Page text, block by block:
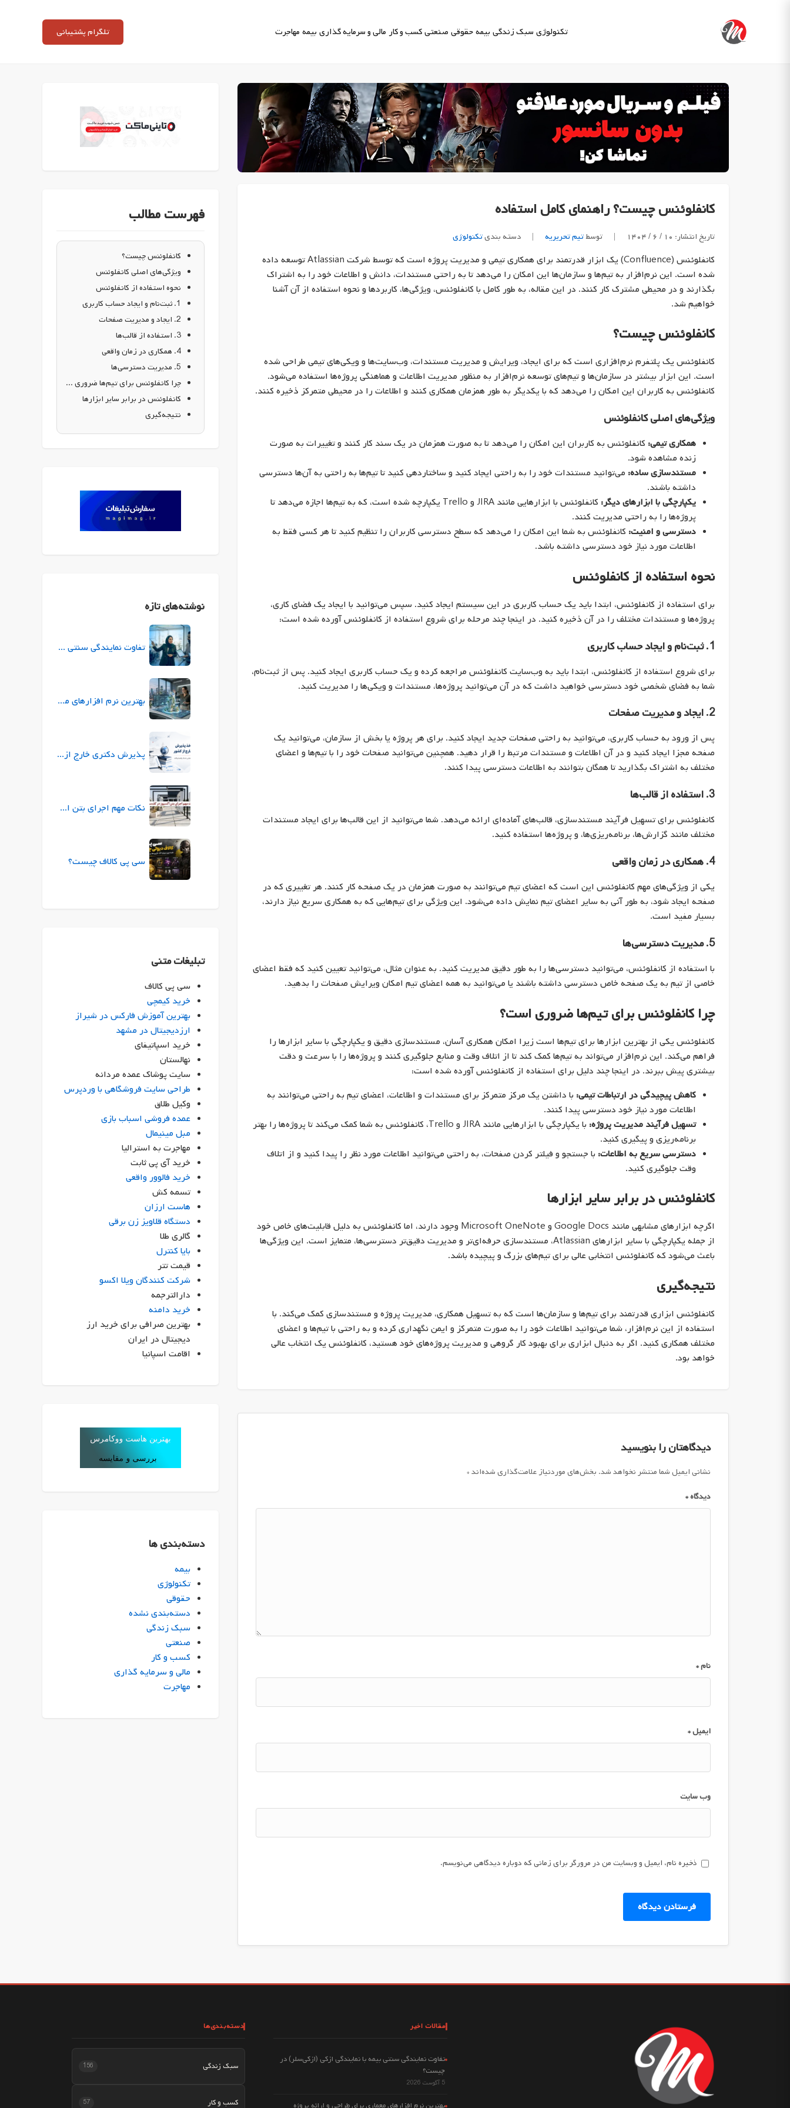
تکنولوژی سبک زندگی بیمهحقوقی صنعتیکسب و کار مالی و سرمایه گذاری بیمه مهاجرت تلگرام پشتیبانی
کانفلوئنس چیست؟ راهنمای کامل استفاده
تاریخ انتشار: ۱۰ / ۶ / ۱۴۰۴ | توسطتیم تحریریه | دسته بندیتکنولوژی
کانفلوئنس (Confluence) یک ابزار قدرتمند برای همکاری تیمی و مدیریت پروژه است که توسط شرکت Atlassian توسعه داده
شده است. این نرم‌افزار به تیم‌ها و سازمان‌ها این امکان را می‌دهد تا به راحتی مستندات، دانش و اطلاعات خود را به اشتراک
بگذارند و در محیطی مشترک کار کنند. در این مقاله، به طور کامل با کانفلوئنس، ویژگی‌ها، کاربردها و نحوه استفاده از آن آشنا
خواهیم شد.
کانفلوئنس چیست؟
کانفلوئنس یک پلتفرم نرم‌افزاری است که برای ایجاد، ویرایش و مدیریت مستندات، وب‌سایت‌ها و ویکی‌های تیمی طراحی شده
است. این ابزار بیشتر در سازمان‌ها و تیم‌های توسعه نرم‌افزار به منظور مدیریت اطلاعات و هماهنگی پروژه‌ها استفاده می‌شود.
کانفلوئنس به کاربران این امکان را می‌دهد که با یکدیگر به طور همزمان همکاری کنند و اطلاعات را در محیطی متمرکز ذخیره کنند.
ویژگی‌های اصلی کانفلوئنس
همکاری تیمی: کانفلوئنس به کاربران این امکان را می‌دهد تا به صورت همزمان در یک سند کار کنند و تغییرات به صورت
زنده مشاهده شود.
مستندسازی ساده: می‌توانید مستندات خود را به راحتی ایجاد کنید و ساختاردهی کنید تا تیم‌ها به راحتی به آن‌ها دسترسی
داشته باشند.
یکپارچگی با ابزارهای دیگر:
کانفلوئنس با ابزارهایی مانند JIRA و Trello یکپارچه شده است، که به تیم‌ها اجازه می‌دهد تا
پروژه‌ها را به راحتی مدیریت کنند.
دسترسی و امنیت: کانفلوئنس به شما این امکان را می‌دهد که سطح دسترسی کاربران را تنظیم کنید تا هر کسی فقط به
اطلاعات مورد نیاز خود دسترسی داشته باشد.
نحوه استفاده از کانفلوئنس
برای استفاده از کانفلوئنس، ابتدا باید یک حساب کاربری در این سیستم ایجاد کنید. سپس می‌توانید با ایجاد یک فضای کاری،
پروژه‌ها و مستندات مختلف را در آن ذخیره کنید. در اینجا چند مرحله برای شروع استفاده از کانفلوئنس آورده شده است:
1. ثبت‌نام و ایجاد حساب کاربری
برای شروع استفاده از کانفلوئنس، ابتدا باید به وب‌سایت کانفلوئنس مراجعه کرده و یک حساب کاربری ایجاد کنید. پس از ثبت‌نام،
شما به فضای شخصی خود دسترسی خواهید داشت که در آن می‌توانید پروژه‌ها، مستندات و ویکی‌ها را مدیریت کنید.
2. ایجاد و مدیریت صفحات
پس از ورود به حساب کاربری، می‌توانید به راحتی صفحات جدید ایجاد کنید. برای هر پروژه یا بخش از سازمان، می‌توانید یک
صفحه مجزا ایجاد کنید و در آن اطلاعات و مستندات مرتبط را قرار دهید. همچنین می‌توانید صفحات خود را با تیم‌ها و اعضای
مختلف به اشتراک بگذارید تا همگان بتوانند به اطلاعات دسترسی پیدا کنند.
3. استفاده از قالب‌ها
کانفلوئنس برای تسهیل فرآیند مستندسازی، قالب‌های آماده‌ای ارائه می‌دهد. شما می‌توانید از این قالب‌ها برای ایجاد مستندات
مختلف مانند گزارش‌ها، برنامه‌ریزی‌ها، و پروژه‌ها استفاده کنید.
4. همکاری در زمان واقعی
یکی از ویژگی‌های مهم کانفلوئنس این است که اعضای تیم می‌توانند به صورت همزمان در یک صفحه کار کنند. هر تغییری که در
صفحه ایجاد شود، به طور آنی به سایر اعضای تیم نمایش داده می‌شود. این ویژگی برای تیم‌هایی که به همکاری سریع نیاز دارند،
بسیار مفید است.
5. مدیریت دسترسی‌ها
با استفاده از کانفلوئنس، می‌توانید دسترسی‌ها را به طور دقیق مدیریت کنید. به عنوان مثال، می‌توانید تعیین کنید که فقط اعضای
خاصی از تیم به یک صفحه خاص دسترسی داشته باشند یا می‌توانید به همه اعضای تیم امکان ویرایش صفحات را بدهید.
چرا کانفلوئنس برای تیم‌ها ضروری است؟
کانفلوئنس یکی از بهترین ابزارها برای تیم‌ها است زیرا امکان همکاری آسان، مستندسازی دقیق و یکپارچگی با سایر ابزارها را
فراهم می‌کند. این نرم‌افزار می‌تواند به تیم‌ها کمک کند تا از اتلاف وقت و منابع جلوگیری کنند و پروژه‌ها را با سرعت و دقت
بیشتری پیش ببرند. در اینجا چند دلیل برای استفاده از کانفلوئنس آورده شده است:
کاهش پیچیدگی در ارتباطات تیمی: با داشتن یک مرکز متمرکز برای مستندات و اطلاعات، اعضای تیم به راحتی می‌توانند به
اطلاعات مورد نیاز خود دسترسی پیدا کنند.
تسهیل فرآیند مدیریت پروژه:
با یکپارچگی با ابزارهایی مانند JIRA و Trello، کانفلوئنس به شما کمک می‌کند تا پروژه‌ها را بهتر
برنامه‌ریزی و پیگیری کنید.
دسترسی سریع به اطلاعات: با جستجو و فیلتر کردن صفحات، به راحتی می‌توانید اطلاعات مورد نظر را پیدا کنید و از اتلاف
وقت جلوگیری کنید.
کانفلوئنس در برابر سایر ابزارها
اگرچه ابزارهای مشابهی مانند Google Docs و Microsoft OneNote وجود دارند، اما کانفلوئنس به دلیل قابلیت‌های خاص خود
از جمله یکپارچگی با سایر ابزارهای Atlassian، مستندسازی حرفه‌ای‌تر و مدیریت دقیق‌تر دسترسی‌ها، متمایز است. این ویژگی‌ها
باعث می‌شود که کانفلوئنس انتخابی عالی برای تیم‌های بزرگ و پیچیده باشد.
نتیجه‌گیری
کانفلوئنس ابزاری قدرتمند برای تیم‌ها و سازمان‌ها است که به تسهیل همکاری، مدیریت پروژه و مستندسازی کمک می‌کند. با
استفاده از این نرم‌افزار، شما می‌توانید اطلاعات خود را به صورت متمرکز و ایمن نگهداری کرده و به راحتی با تیم‌ها و اعضای
مختلف همکاری کنید. اگر به دنبال ابزاری برای بهبود کار گروهی و مدیریت پروژه‌های خود هستید، کانفلوئنس یک انتخاب عالی
خواهد بود.
دیدگاهتان را بنویسید
نشانی ایمیل شما منتشر نخواهد شد. بخش‌های موردنیاز علامت‌گذاری شده‌اند*
دیدگاه*
نام*
ایمیل*
وب‌ سایت
ذخیره نام، ایمیل و وبسایت من در مرورگر برای زمانی که دوباره دیدگاهی می‌نویسم.
فهرست مطالب
کانفلوئنس چیست؟
ویژگی‌های اصلی کانفلوئنس
نحوه استفاده از کانفلوئنس
1. ثبت‌نام و ایجاد حساب کاربری
2. ایجاد و مدیریت صفحات
3. استفاده از قالب‌ها
4. همکاری در زمان واقعی
5. مدیریت دسترسی‌ها
چرا کانفلوئنس برای تیم‌ها ضروری است؟
کانفلوئنس در برابر سایر ابزارها
نتیجه‌گیری
نوشته‌های تازه
تفاوت نمایندگی سنتی بیمه با نمایندگی ازکی (ازکی‌سلر) در چیست؟
بهترین نرم افزارهای معماری برای طراحی و ارائه پروژه
پذیرش دکتری خارج از کشور |راهنمای جامع شرایط، زبان، بورسیه
نکات مهم اجرای بتن اکسپوز در کف‌سازی
سی پی کالاف چیست؟
تبلیغات متنی
سی پی کالاف
خرید کیمچی
بهترین آموزش فارکس در شیراز
ارزدیجیتال در مشهد
خرید اسپاتیفای
نهالستان
سایت پوشاک عمده مردانه
طراحی سایت فروشگاهی با وردپرس
وکیل طلاق
عمده فروشی اسباب بازی
مبل مینیمال
مهاجرت به استرالیا
خرید آی پی ثابت
خرید فالوور واقعی
تسمه کش
هاست ارزان
دستگاه قلاویز زن برقی
گالری طلا
بایا کنترل
قیمت تتر
شرکت کنندگان ویلا اکسو
دارالترجمه
خرید دامنه
بهترین صرافی برای خرید ارز
دیجیتال در ایران
اقامت اسپانیا
دسته‌بندی ها
بیمه
تکنولوژی
حقوقی
دسته‌بندی نشده
سبک زندگی
صنعتی
کسب و کار
مالی و سرمایه گذاری
مهاجرت
مقالات اخیر
تفاوت نمایندگی سنتی بیمه با نمایندگی ازکی (ازکی‌سلر) در
چیست؟
5 آگوست 2026
دسته‌بندی‌ها
سبک زندگی 156
کسب و کار 57